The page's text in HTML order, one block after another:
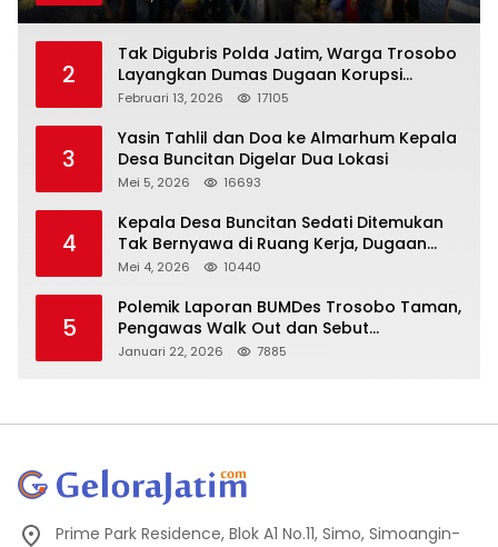
2
Tak Digubris Polda Jatim, Warga Trosobo
Layangkan Dumas Dugaan Korupsi
Oknum DPRD Sidoarjo ke Kapolri
Februari 13, 2026 17105
3
Yasin Tahlil dan Doa ke Almarhum Kepala
Desa Buncitan Digelar Dua Lokasi
Mei 5, 2026 16693
4
Kepala Desa Buncitan Sedati Ditemukan
Tak Bernyawa di Ruang Kerja, Dugaan
Bunuh Diri Menguat
Mei 4, 2026 10440
5
Polemik Laporan BUMDes Trosobo Taman,
Pengawas Walk Out dan Sebut
Kejanggalan
Januari 22, 2026 7885
Prime Park Residence, Blok A1 No.11, Simo, Simoangin-